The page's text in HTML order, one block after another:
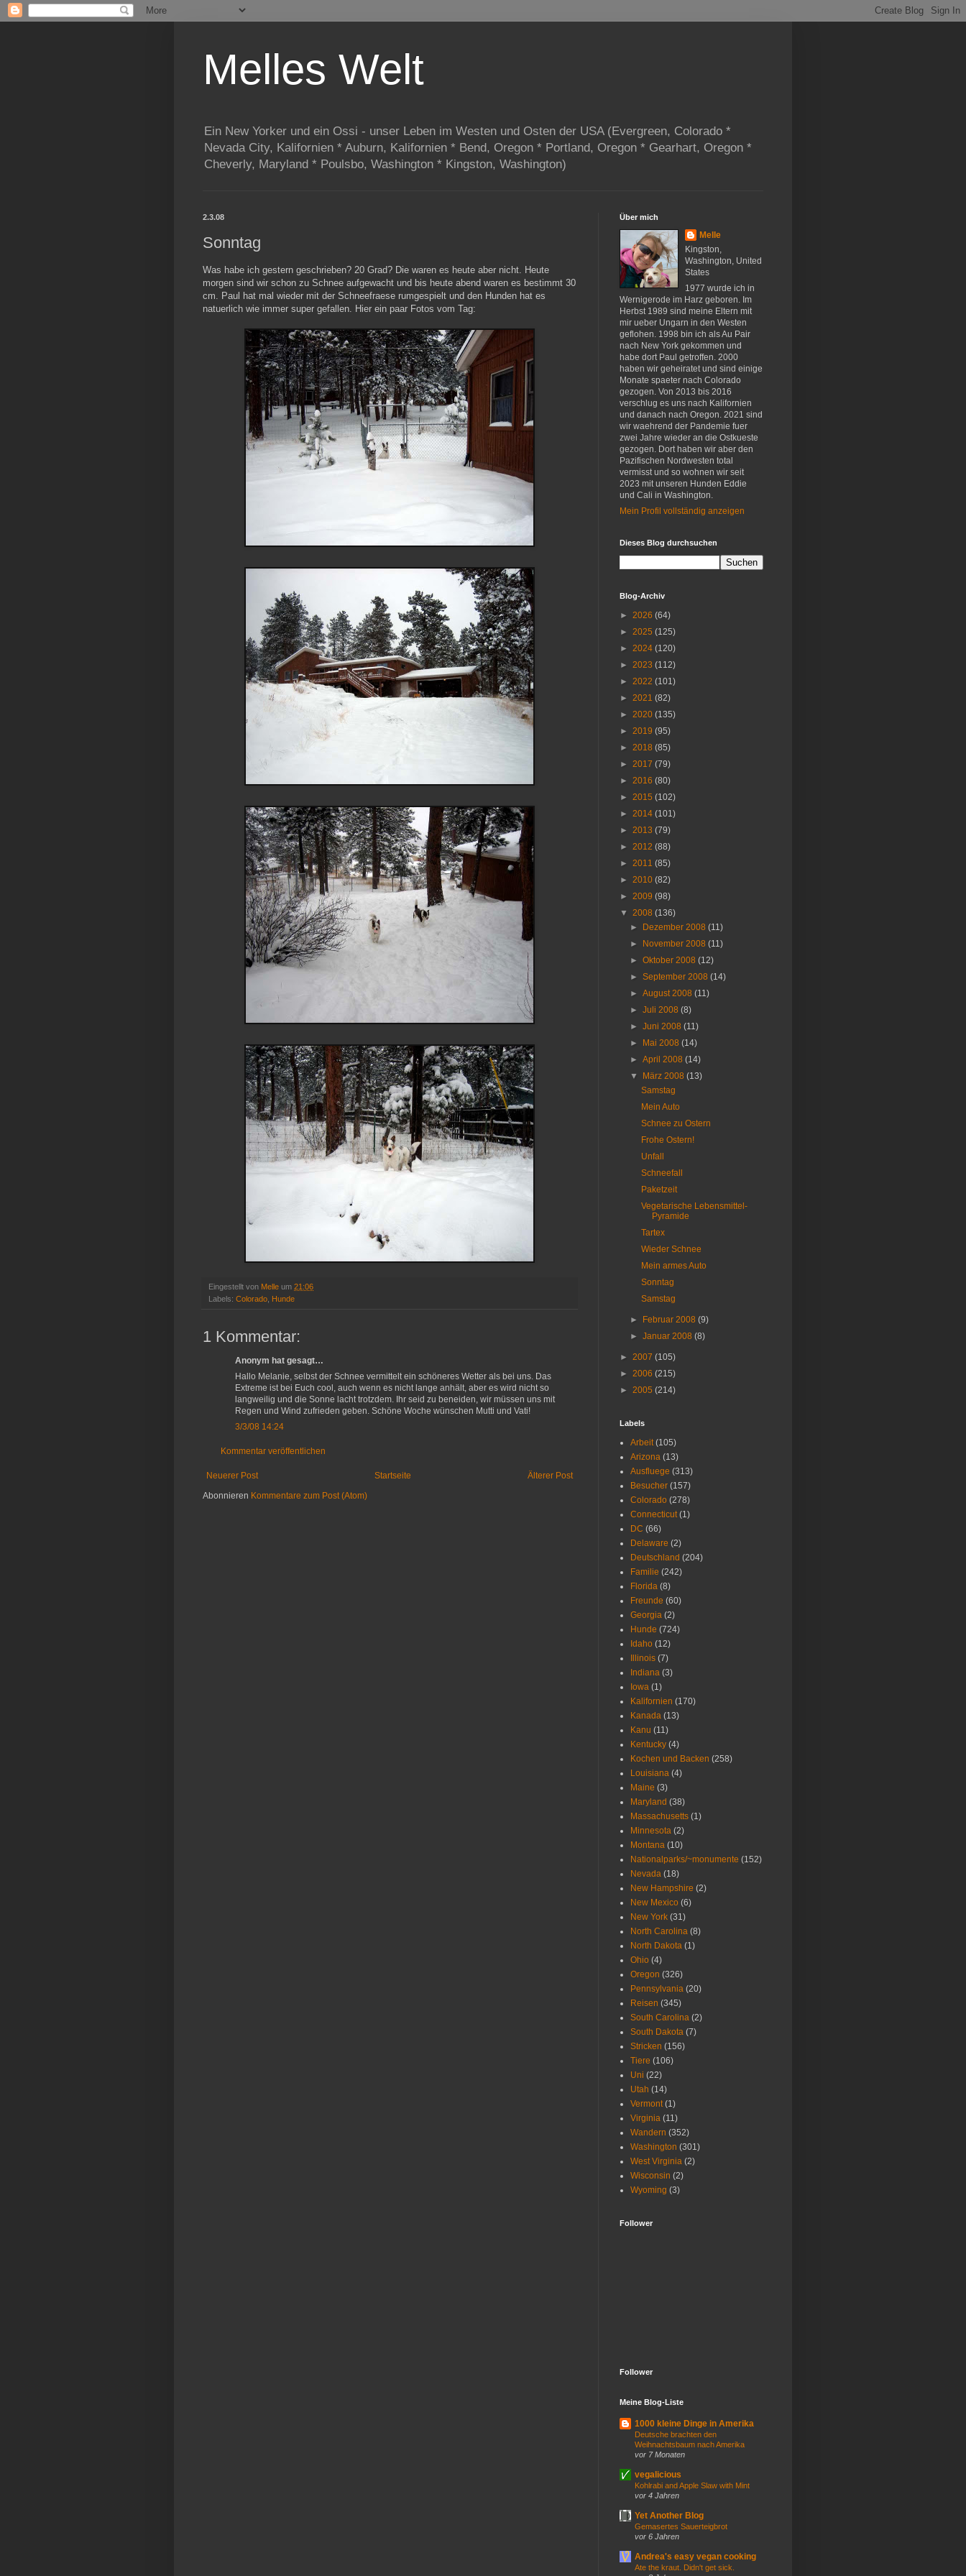
Melles Welt
Ein New Yorker und ein Ossi - unser Leben im Westen und Osten der USA (Evergreen, Colorado *
Nevada City, Kalifornien * Auburn, Kalifornien * Bend, Oregon * Portland, Oregon * Gearhart, Oregon *
Cheverly, Maryland * Poulsbo, Washington * Kingston, Washington)
2.3.08
Sonntag
Was habe ich gestern geschrieben? 20 Grad? Die waren es heute aber nicht. Heute
morgen sind wir schon zu Schnee aufgewacht und bis heute abend waren es bestimmt 30
cm. Paul hat mal wieder mit der Schneefraese rumgespielt und den Hunden hat es
natuerlich wie immer super gefallen. Hier ein paar Fotos vom Tag:
Eingestellt von Melle um 21:06
Labels: Colorado Hunde
1 Kommentar:
Anonym hat gesagt…
Hallo Melanie, selbst der Schnee vermittelt ein schöneres Wetter als bei uns. Das
Extreme ist bei Euch cool, auch wenn es nicht lange anhält, aber es wird nicht so
langweilig und die Sonne lacht trotzdem. Ihr seid zu beneiden, wir müssen uns mit
Regen und Wind zufrieden geben. Schöne Woche wünschen Mutti und Vati!
3/3/08 14:24
Kommentar veröffentlichen
Neuerer Post Älterer Post
Startseite
Abonnieren Kommentare zum Post (Atom)
Über mich
Melle
Kingston,
Washington, United
States
1977 wurde ich in
Wernigerode im Harz geboren. Im
Herbst 1989 sind meine Eltern mit
mir ueber Ungarn in den Westen
geflohen. 1998 bin ich als Au Pair
nach New York gekommen und
habe dort Paul getroffen. 2000
haben wir geheiratet und sind einige
Monate spaeter nach Colorado
gezogen. Von 2013 bis 2016
verschlug es uns nach Kalifornien
und danach nach Oregon. 2021 sind
wir waehrend der Pandemie fuer
zwei Jahre wieder an die Ostkueste
gezogen. Dort haben wir aber den
Pazifischen Nordwesten total
vermisst und so wohnen wir seit
2023 mit unseren Hunden Eddie
und Cali in Washington.
Mein Profil vollständig anzeigen
Dieses Blog durchsuchen
Blog-Archiv
► 2026 (64)
► 2025 (125)
► 2024 (120)
► 2023 (112)
► 2022 (101)
► 2021 (82)
► 2020 (135)
► 2019 (95)
► 2018 (85)
► 2017 (79)
► 2016 (80)
► 2015 (102)
► 2014 (101)
► 2013 (79)
► 2012 (88)
► 2011 (85)
► 2010 (82)
► 2009 (98)
▼ 2008 (136)
►
Dezember 2008(11)
►
November 2008(11)
►Oktober 2008(12)
►September 2008(14)
►August 2008(11)
►Juli 2008(8)
►Juni 2008(11)
►
Mai 2008(14)
►April 2008(14)
▼
März 2008(13)
Samstag
Mein Auto
Schnee zu Ostern
Frohe Ostern!
Unfall
Schneefall
Paketzeit
Vegetarische Lebensmittel-
Pyramide
Tartex
Wieder Schnee
Mein armes Auto
Sonntag
Samstag
► Februar 2008(9)
►Januar 2008(8)
► 2007 (105)
► 2006 (215)
► 2005 (214)
Labels
Arbeit (105)
Arizona (13)
Ausfluege (313)
Besucher (157)
Colorado (278)
Connecticut (1)
DC (66)
Delaware (2)
Deutschland (204)
Familie (242)
Florida (8)
Freunde (60)
Georgia (2)
Hunde (724)
Idaho (12)
Illinois (7)
Indiana (3)
Iowa (1)
Kalifornien (170)
Kanada (13)
Kanu (11)
Kentucky (4)
Kochen und Backen (258)
Louisiana (4)
Maine (3)
Maryland (38)
Massachusetts (1)
Minnesota (2)
Montana (10)
Nationalparks/~monumente (152)
Nevada (18)
New Hampshire (2)
New Mexico (6)
New York (31)
North Carolina (8)
North Dakota (1)
Ohio (4)
Oregon (326)
Pennsylvania (20)
Reisen (345)
South Carolina (2)
South Dakota (7)
Stricken (156)
Tiere (106)
Uni (22)
Utah (14)
Vermont (1)
Virginia (11)
Wandern (352)
Washington (301)
West Virginia (2)
Wisconsin (2)
Wyoming (3)
Follower
Follower
Meine Blog-Liste
1000 kleine Dinge in Amerika
Deutsche brachten den
Weihnachtsbaum nach Amerika
vor 7 Monaten
vegalicious
Kohlrabi and Apple Slaw with Mint
vor 4 Jahren
Yet Another Blog
Gemasertes Sauerteigbrot
vor 6 Jahren
Andrea's easy vegan cooking
Ate the kraut. Didn't get sick.